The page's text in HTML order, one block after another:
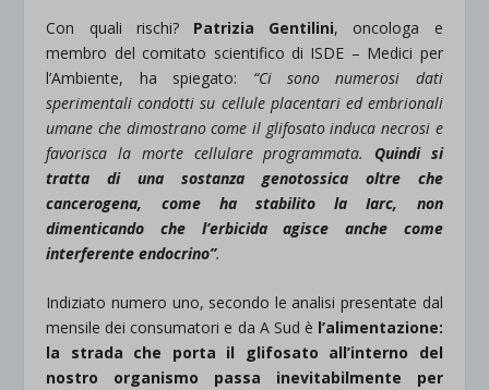
Con quali rischi? Patrizia Gentilini, oncologa e
membro del comitato scientifico di ISDE – Medici per
l’Ambiente, ha spiegato: “Ci sono numerosi dati
sperimentali condotti su cellule placentari ed embrionali
umane che dimostrano come il glifosato induca necrosi e
favorisca la morte cellulare programmata. Quindi si
tratta di una sostanza genotossica oltre che
cancerogena, come ha stabilito la Iarc, non
dimenticando che l’erbicida agisce anche come
interferente endocrino”.
Indiziato numero uno, secondo le analisi presentate dal
mensile dei consumatori e da A Sud è l’alimentazione:
la strada che porta il glifosato all’interno del
nostro organismo passa inevitabilmente per